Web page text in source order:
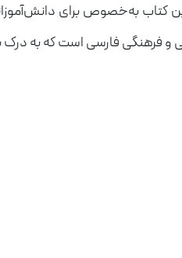
کتاب به‌خصوص برای
و فرهنگی فارسی است که به